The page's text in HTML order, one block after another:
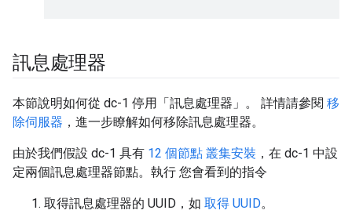
訊息處理器
本節說明如何從 dc-1 停用「訊息處理器」。 詳情請參閱 移
除伺服器 ，進一步瞭解如何移除訊息處理器。
由於我們假設 dc-1 具有 12 個節點 叢集安裝 ，在 dc-1 中設
定兩個訊息處理器節點。執行 您會看到的指令
取得訊息處理器的 UUID，如 取得 UUID。